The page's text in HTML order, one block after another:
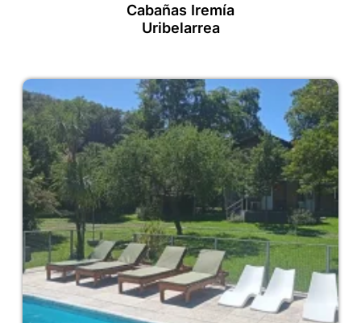
Cabañas Iremía
Uribelarrea